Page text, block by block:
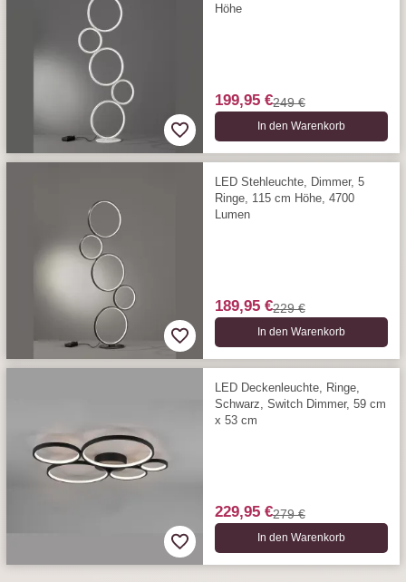
Höhe
199,95 €249 €
In den Warenkorb
LED Stehleuchte, Dimmer, 5
Ringe, 115 cm Höhe, 4700
Lumen
189,95 €229 €
In den Warenkorb
LED Deckenleuchte, Ringe,
Schwarz, Switch Dimmer, 59 cm
x 53 cm
229,95 €279 €
In den Warenkorb